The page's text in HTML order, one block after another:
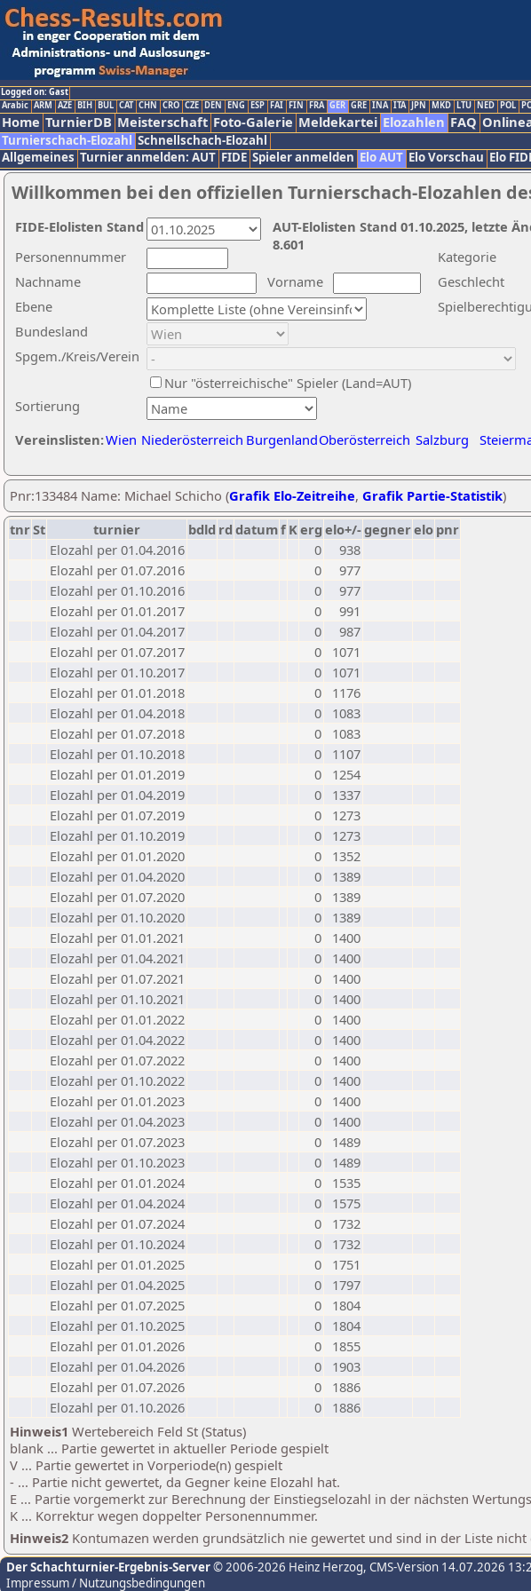
Logged on: Gast
Arabic ARM AZE BIH BUL CAT CHN CRO CZE DEN ENG ESP FAI FIN FRA GER GRE INA ITA JPN MKD LTU NED POL
Home TurnierDB Meisterschaft Foto-Galerie Meldekartei Elozahlen FAQ
Turnierschach-Elozahl Schnellschach-Elozahl
Allgemeines Turnier anmelden: AUT FIDE Spieler anmelden Elo AUT Elo Vorschau Elo
Willkommen bei den offiziellen Turnierschach-Elozahlen
Nachname
Vorname
Ebene
Kategorie
Sortierung
Personennummer
Bundesland
Spgem./Kreis/Verein
Geschlecht
Nur "österreichische" Spieler (Land=AUT)
Vereinslisten:Wien Niederösterreich BurgenlandOberösterreich Salzburg
AUT-Elolisten Stand 01.10.2025, letzte
8.601
FIDE-Elolisten Stand
Pnr:133484 Name: Michael Schicho (Grafik Elo-Zeitreihe, Grafik Partie-Statistik)
tnrSt turnier bdld rd datumf Kerg elo+/-gegnerelo pnr
Elozahl per 01.04.2016
0
938
Elozahl per 01.07.2016
0
977
Elozahl per 01.10.2016
0
977
Elozahl per 01.01.2017
0
991
Elozahl per 01.04.2017
0
987
Elozahl per 01.07.2017
0
1071
Elozahl per 01.10.2017
0
1071
Elozahl per 01.01.2018
0
1176
Elozahl per 01.04.2018
0
1083
Elozahl per 01.07.2018
0
1083
Elozahl per 01.10.2018
0
1107
Elozahl per 01.01.2019
0
1254
Elozahl per 01.04.2019
0
1337
Elozahl per 01.07.2019
0
1273
Elozahl per 01.10.2019
0
1273
Elozahl per 01.01.2020
0
1352
Elozahl per 01.04.2020
0
1389
Elozahl per 01.07.2020
0
1389
Elozahl per 01.10.2020
0
1389
Elozahl per 01.01.2021
0
1400
Elozahl per 01.04.2021
0
1400
Elozahl per 01.07.2021
0
1400
Elozahl per 01.10.2021
0
1400
Elozahl per 01.01.2022
0
1400
Elozahl per 01.04.2022
0
1400
Elozahl per 01.07.2022
0
1400
Elozahl per 01.10.2022
0
1400
Elozahl per 01.01.2023
0
1400
Elozahl per 01.04.2023
0
1400
Elozahl per 01.07.2023
0
1489
Elozahl per 01.10.2023
0
1489
Elozahl per 01.01.2024
0
1535
Elozahl per 01.04.2024
0
1575
Elozahl per 01.07.2024
0
1732
Elozahl per 01.10.2024
0
1732
Elozahl per 01.01.2025
0
1751
Elozahl per 01.04.2025
0
1797
Elozahl per 01.07.2025
0
1804
Elozahl per 01.10.2025
0
1804
Elozahl per 01.01.2026
0
1855
Elozahl per 01.04.2026
0
1903
Elozahl per 01.07.2026
0
1886
Elozahl per 01.10.2026
0
1886
Hinweis1 Wertebereich Feld St (Status)
blank ... Partie gewertet in aktueller Periode gespielt
V ... Partie gewertet in Vorperiode(n) gespielt
- ... Partie nicht gewertet, da Gegner keine Elozahl hat.
E ... Partie vorgemerkt zur Berechnung der Einstiegselozahl in der nächsten
K ... Korrektur wegen doppelter Personennummer.
Hinweis2 Kontumazen werden grundsätzlich nie gewertet und sind in der Liste nicht
Der Schachturnier-Ergebnis-Server© 2006-2026 Heinz Herzog, CMS-Version 14.07.2026
Impressum / Nutzungsbedingungen